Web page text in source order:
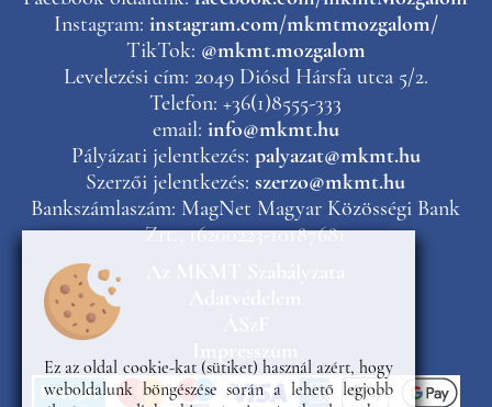
Ez az oldal cookie-kat (sütiket) használ azért, hogy
weboldalunk böngészése során a lehető legjobb
Instagram: instagram.com/mkmtmozgalom/
TikTok: @mkmt.mozgalom
Levelezési cím: 2049 Diósd Hársfa utca 5/2.
Telefon: +36(1)8555-333
email: info@mkmt.hu
Pályázati jelentkezés: palyazat@mkmt.hu
Szerzői jelentkezés:szerzo@mkmt.hu
Bankszámlaszám: MagNet Magyar Közösségi Bank
Zrt., 16200223-10187681